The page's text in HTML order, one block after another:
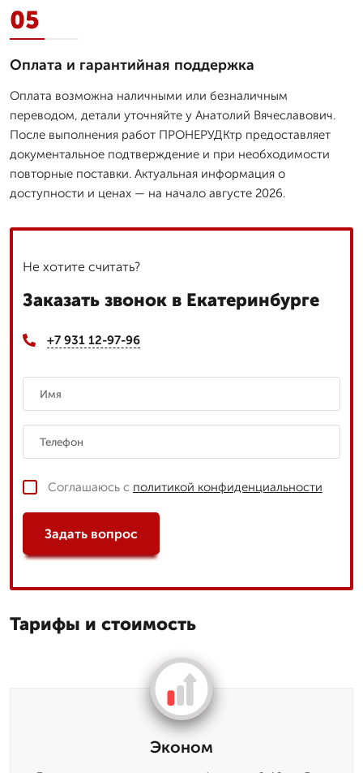
05
Оплата и гарантийная поддержка
Оплата возможна наличными или безналичным
переводом, детали уточняйте у Анатолий Вячеславович.
После выполнения работ ПРОНЕРУДКтр предоставляет
документальное подтверждение и при необходимости
повторные поставки. Актуальная информация о
доступности и ценах — на начало августе 2026.
Не хотите считать?
Заказать звонок в Екатеринбурге
+7 931 12-97-96
Соглашаюсь с политикой конфиденциальности
Задать вопрос
Тарифы и стоимость
Эконом